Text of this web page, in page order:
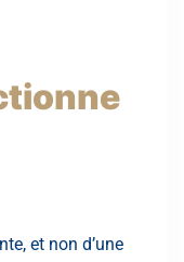
et non d’une